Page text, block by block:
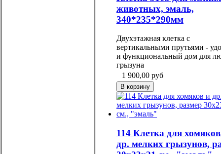
животных, эмаль,
340*235*290мм
Двухэтажная клетка с
вертикальными прутьями -
и функциональный дом для
грызуна
1 900,00 руб
114 Клетка для
др. мелких грызунов,